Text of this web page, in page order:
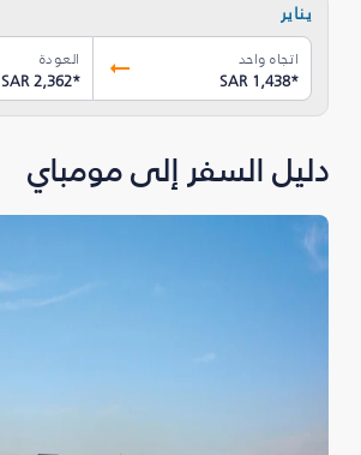
يناير
اتجاه واحد
SAR 1,438*
العودة
SAR 2,362*
دليل السفر إلى مومباي